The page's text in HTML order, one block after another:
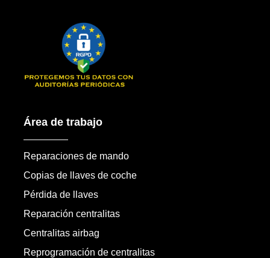
Área de trabajo
Reparaciones de mando
Copias de llaves de coche
Pérdida de llaves
Reparación centralitas
Centralitas airbag
Reprogramación de centralitas